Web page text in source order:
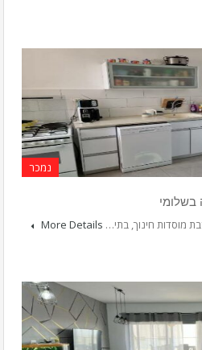
נמכר
More Details